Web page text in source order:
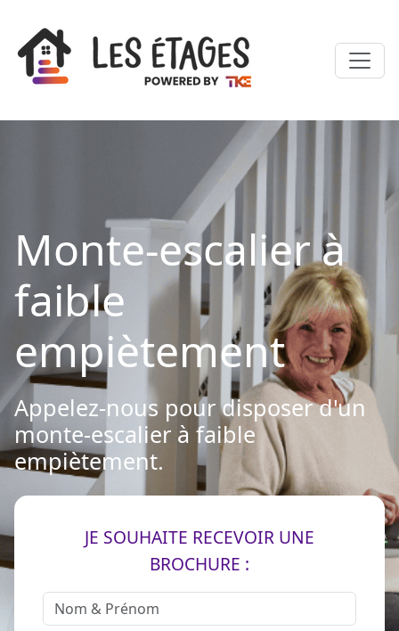
Monte-escalier à
faible
empiètement
Appelez-nous pour disposer d'un
monte-escalier à faible
empiètement.
JE SOUHAITE RECEVOIR UNE
BROCHURE :